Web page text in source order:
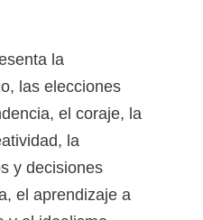
la
las elecciones
el coraje, la
la
y decisiones
el aprendizaje a